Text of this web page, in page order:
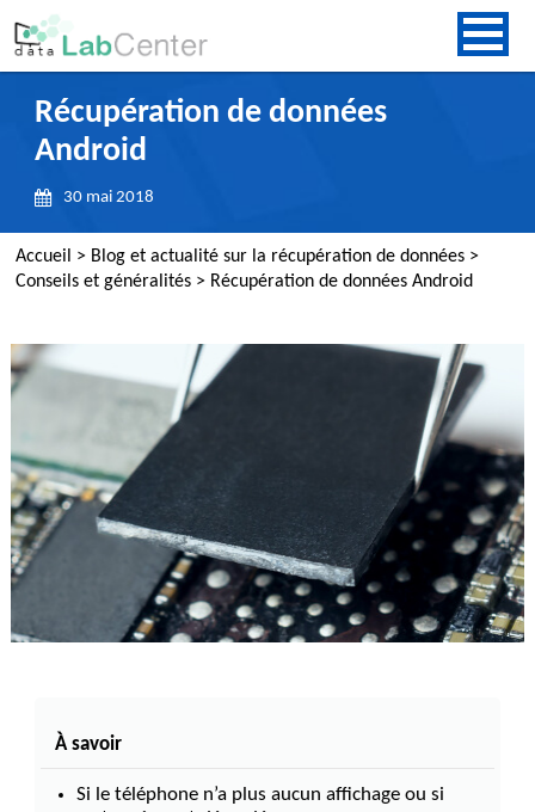
Récupération de données
Android
30 mai 2018
Accueil > Blog et actualité sur la récupération de données >
Conseils et généralités > Récupération de données Android
À savoir
Si le téléphone n’a plus aucun affichage ou si